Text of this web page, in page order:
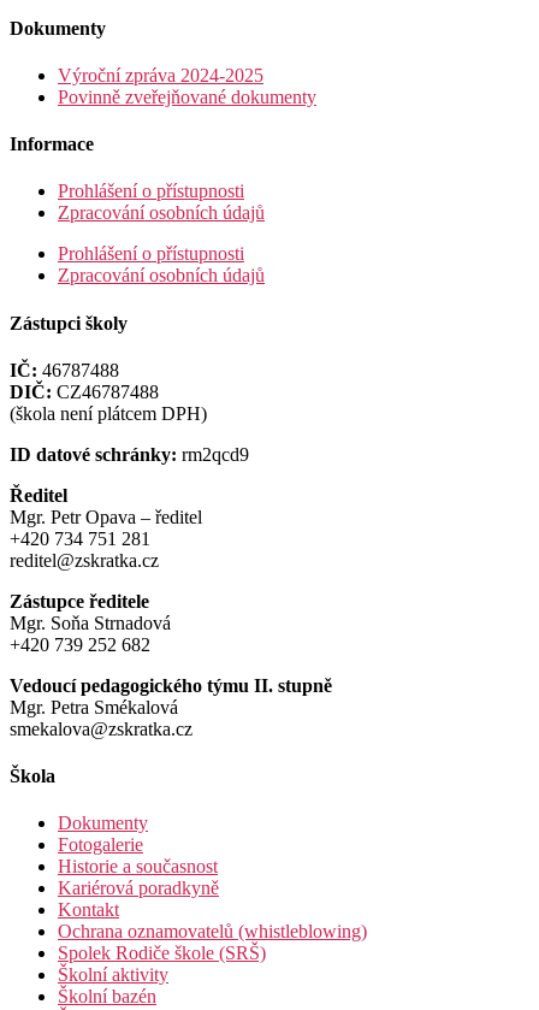
Dokumenty
Výroční zpráva 2024-2025
Povinně zveřejňované dokumenty
Informace
Prohlášení o přístupnosti
Zpracování osobních údajů
Prohlášení o přístupnosti
Zpracování osobních údajů
Zástupci školy
IČ: 46787488
DIČ: CZ46787488
(škola není plátcem DPH)
ID datové schránky: rm2qcd9
Ředitel
Mgr. Petr Opava – ředitel
+420 734 751 281
reditel@zskratka.cz
Zástupce ředitele
Mgr. Soňa Strnadová
+420 739 252 682
Vedoucí pedagogického týmu II. stupně
Mgr. Petra Smékalová
smekalova@zskratka.cz
Škola
Dokumenty
Fotogalerie
Historie a současnost
Kariérová poradkyně
Kontakt
Ochrana oznamovatelů (whistleblowing)
Spolek Rodiče škole (SRŠ)
Školní aktivity
Školní bazén